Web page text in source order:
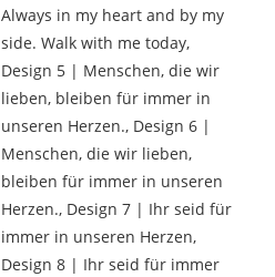
Always in my heart and by my
side. Walk with me today,
Design 5 | Menschen, die wir
lieben, bleiben für immer in
unseren Herzen., Design 6 |
Menschen, die wir lieben,
bleiben für immer in unseren
Herzen., Design 7 | Ihr seid für
immer in unseren Herzen,
Design 8 | Ihr seid für immer